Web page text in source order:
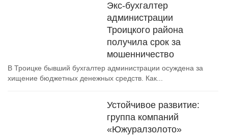
Экс-бухгалтер
администрации
Троицкого района
получила срок за
мошенничество
В Троицке бывший бухгалтер администрации осуждена за
хищение бюджетных денежных средств. Как...
Устойчивое развитие:
группа компаний
«Южуралзолото»